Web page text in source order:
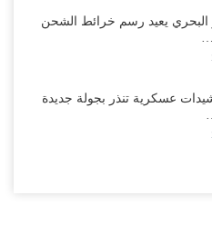
البحري يعيد رسم خرائط الشحن
عسكرية تنذر بجولة جديدة